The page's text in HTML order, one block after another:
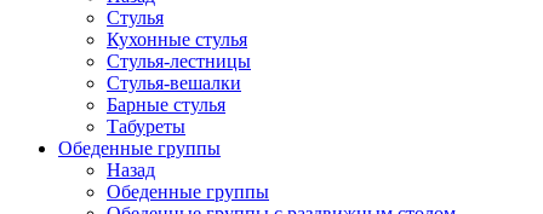
Стулья
Кухонные стулья
Стулья-лестницы
Стулья-вешалки
Барные стулья
Табуреты
Обеденные группы
Назад
Обеденные группы